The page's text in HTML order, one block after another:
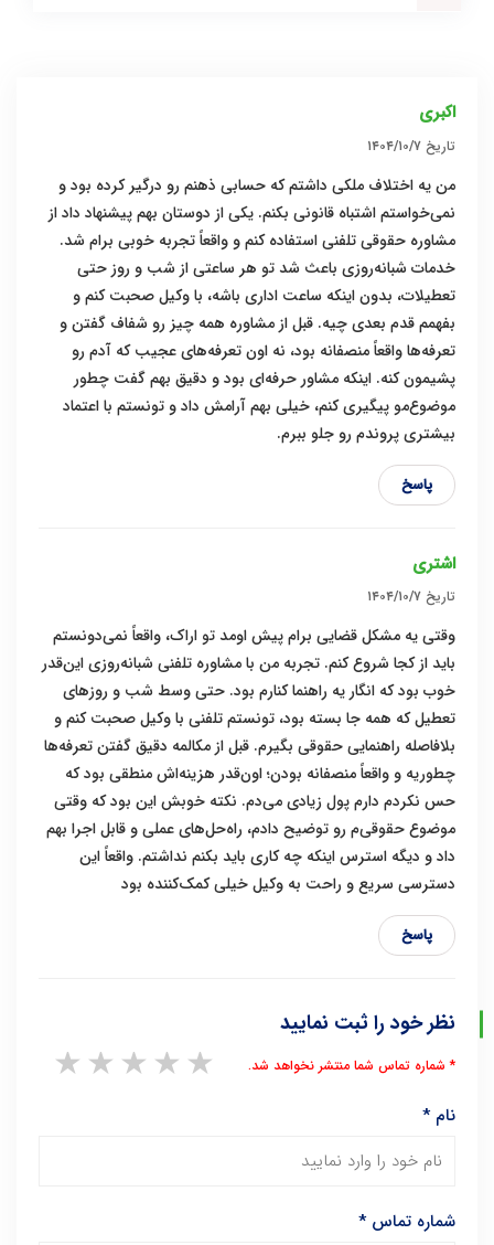
اکبری
تاریخ ۱۴۰۴/۱۰/۷
من یه اختلاف ملکی داشتم که حسابی ذهنم رو درگیر کرده بود و
نمی‌خواستم اشتباه قانونی بکنم. یکی از دوستان بهم پیشنهاد داد از
مشاوره حقوقی تلفنی استفاده کنم و واقعاً تجربه خوبی برام شد.
خدمات شبانه‌روزی باعث شد تو هر ساعتی از شب و روز حتی
تعطیلات، بدون اینکه ساعت اداری باشه، با وکیل صحبت کنم و
بفهمم قدم بعدی چیه. قبل از مشاوره همه چیز رو شفاف گفتن و
تعرفه‌ها واقعاً منصفانه بود، نه اون تعرفه‌های عجیب که آدم رو
پشیمون کنه. اینکه مشاور حرفه‌ای بود و دقیق بهم گفت چطور
موضوع‌مو پیگیری کنم، خیلی بهم آرامش داد و تونستم با اعتماد
بیشتری پروندم رو جلو ببرم.
پاسخ
اشتری
تاریخ ۱۴۰۴/۱۰/۷
وقتی یه مشکل قضایی برام پیش اومد تو اراک، واقعاً نمی‌دونستم
باید از کجا شروع کنم. تجربه من با مشاوره تلفنی شبانه‌روزی این‌قدر
خوب بود که انگار یه راهنما کنارم بود. حتی وسط شب و روزهای
تعطیل که همه جا بسته بود، تونستم تلفنی با وکیل صحبت کنم و
بلافاصله راهنمایی حقوقی بگیرم. قبل از مکالمه دقیق گفتن تعرفه‌ها
چطوریه و واقعاً منصفانه بودن؛ اون‌قدر هزینه‌اش منطقی بود که
حس نکردم دارم پول زیادی می‌دم. نکته خوبش این بود که وقتی
موضوع حقوقی‌م رو توضیح دادم، راه‌حل‌های عملی و قابل اجرا بهم
داد و دیگه استرس اینکه چه کاری باید بکنم نداشتم. واقعاً این
دسترسی سریع و راحت به وکیل خیلی کمک‌کننده بود
پاسخ
نظر خود را ثبت نمایید
5 stars
4 stars
3 stars
2 stars * شماره تماس شما منتشر نخواهد شد.
نام*
شماره تماس*